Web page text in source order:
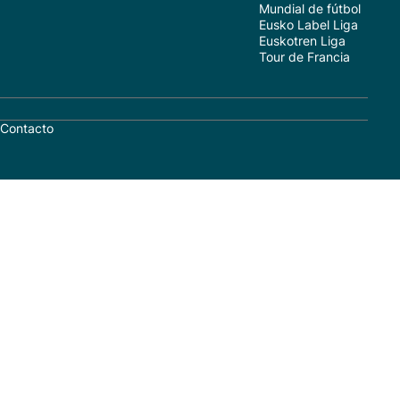
Mundial de fútbol
Eusko Label Liga
Euskotren Liga
Tour de Francia
Contacto